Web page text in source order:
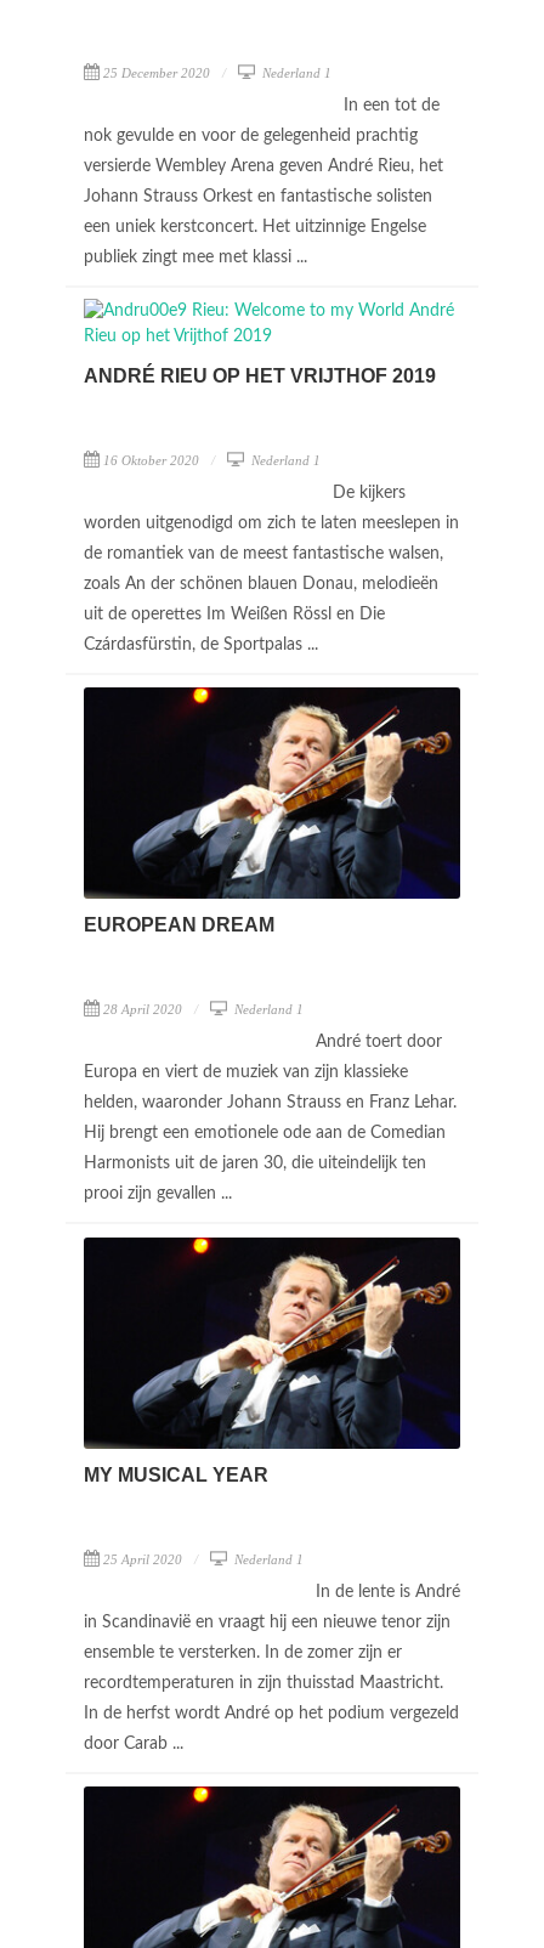
25 December 2020 Nederland 1
In een tot de
nok gevulde en voor de gelegenheid prachtig
versierde Wembley Arena geven André Rieu, het
Johann Strauss Orkest en fantastische solisten
een uniek kerstconcert. Het uitzinnige Engelse
publiek zingt mee met klassi ...
ANDRÉ RIEU OP HET VRIJTHOF 2019
16 Oktober 2020 Nederland 1
De kijkers
worden uitgenodigd om zich te laten meeslepen in
de romantiek van de meest fantastische walsen,
zoals An der schönen blauen Donau, melodieën
uit de operettes Im Weißen Rössl en Die
Czárdasfürstin, de Sportpalas ...
EUROPEAN DREAM
28 April 2020 Nederland 1
André toert door
Europa en viert de muziek van zijn klassieke
helden, waaronder Johann Strauss en Franz Lehar.
Hij brengt een emotionele ode aan de Comedian
Harmonists uit de jaren 30, die uiteindelijk ten
prooi zijn gevallen ...
MY MUSICAL YEAR
25 April 2020 Nederland 1
In de lente is André
in Scandinavië en vraagt hij een nieuwe tenor zijn
ensemble te versterken. In de zomer zijn er
recordtemperaturen in zijn thuisstad Maastricht.
In de herfst wordt André op het podium vergezeld
door Carab ...